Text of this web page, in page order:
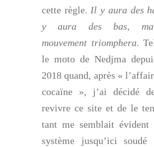
cette règle. Il y aura des
y aura des bas,
mouvement triomphera.
le moto de Nedjma
2018 quand, après «
cocaïne », j’ai décidé
revivre ce site et de le
tant me semblait évident
système jusqu’ici